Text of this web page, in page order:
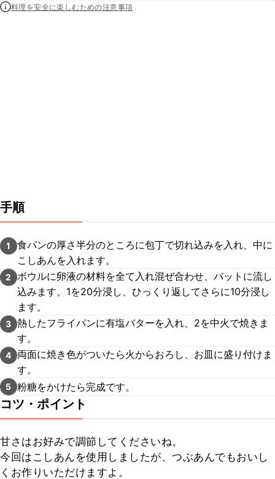
料理を安全に楽しむための注意事項
手順
1
食パンの厚さ半分のところに包丁で切れ込みを入れ、中に
こしあんを入れます。
2
ボウルに卵液の材料を全て入れ混ぜ合わせ、バットに流し
込みます。1を20分浸し、ひっくり返してさらに10分浸し
ます。
3 熱したフライパンに有塩バターを入れ、2を中火で焼きま
す。
4
両面に焼き色がついたら火からおろし、お皿に盛り付けま
す。
5 粉糖をかけたら完成です。
コツ・ポイント
甘さはお好みで調節してくださいね。
今回はこしあんを使用しましたが、つぶあんでもおいし
くお作りいただけますよ。